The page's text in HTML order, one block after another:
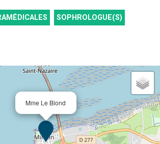
SOPHROLOGUE(S)
Mme Le Blond